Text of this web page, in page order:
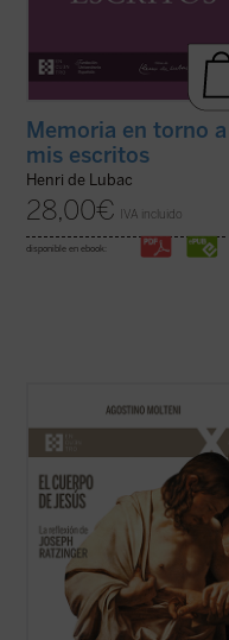
Memoria en torno a
mis escritos
Henri de Lubac
28,00€ IVA incluido
disponible en ebook:
simples como profundas: ¿qué significa
que Jesús tuvo un cuerpo como el
nuestro? ¿Cómo pensó Joseph Ratzinger
el cuerpo de Jesús? No como un detalle
más de la fe cristiana, sino como una clave
para ...(ver ficha)